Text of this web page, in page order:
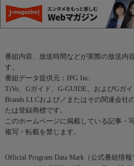
番組内容、放送時間などが実際の放送内
す。
番組データ提供元：IPG Inc.
TiVo、Gガイド、G-GUIDE、およびGガ
Brands LLCおよび／またはその関連会社
たは登録商標です。
このホームページに掲載している記事・
複写・転載を禁じます。
Official Program Data Mark（公式番組情報